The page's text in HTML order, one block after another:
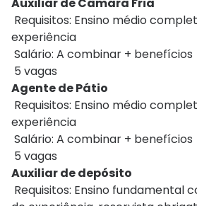
Requisitos: Ensino médio
experiência
Salário: A combinar + benefícios
5 vagas
Agente de Pátio
Requisitos: Ensino médio
experiência
Salário: A combinar + benefícios
5 vagas
Auxiliar de depósito
Requisitos: Ensino fundamental